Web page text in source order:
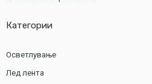
Категории
Осветлување
Лед лента